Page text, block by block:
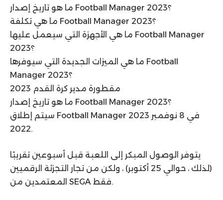
ما هو تاريخ إصدار Football Manager 2023؟
ما هي تكلفة Football Manager 2023؟
ما هي الأجهزة التي سيعمل عليها Football Manager
2023؟
ما هي الميزات الجديدة التي سيوفرها Football
Manager 2023؟
مقطورة مدير كرة القدم 2023
ما هو تاريخ إصدار Football Manager 2023؟
سيتم إطلاق Football Manager 2023 في 8 نوفمبر
2022.
يتوفر الوصول المبكر إلى اللعبة قبل أسبوعين تقريبًا
(لذلك ، حوالي 25 أكتوبر) ، ولكن من تجار التجزئة الرقميين
المعتمدين من SEGA فقط.